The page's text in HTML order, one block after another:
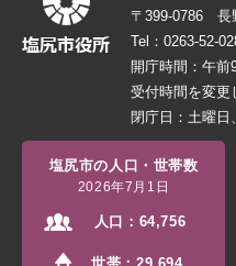
〒399-0786 長
Tel：0263-52-
開庁時間：午前
受付時間を変更
閉庁日：土曜日
塩尻市の人口・世帯数
2026年7月1日
人口： 64,756